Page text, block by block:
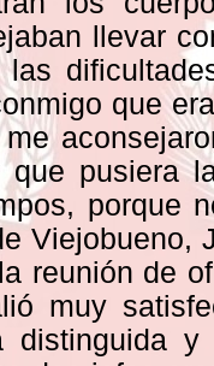
llevar
las
que
que pusiera
porque
Viejobueno,
reunión de
muy
distinguida